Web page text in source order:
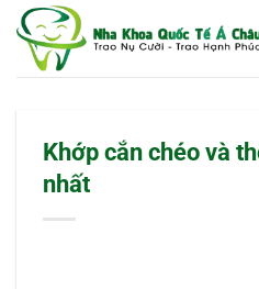
qua
Khớp cắn chéo và
nhất